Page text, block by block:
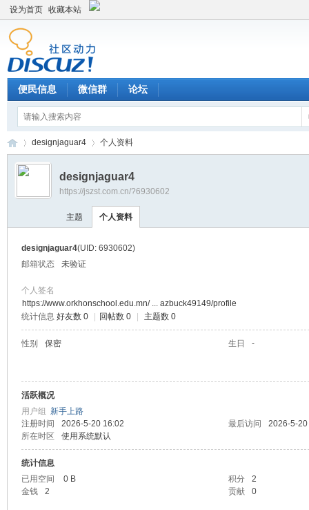
设为首页 收藏本站
便民信息 微信群 论坛
›
designjaguar4 个人资料
designjaguar4
https://jszst.com.cn/?6930602
主题 个人资料
designjaguar4(UID: 6930602)
邮箱状态
未验证
个人签名
https://www.orkhonschool.edu.mn/ ... azbuck49149/profile
统计信息 好友数 0 回帖数 0 主题数 0
性别 保密 生日 -
活跃概况
用户组 新手上路
注册时间
2026-5-20 16:02 最后访问
2026-5-
所在时区
使用系统默认
统计信息
已用空间
0 B 积分
2
金钱
2 贡献 0